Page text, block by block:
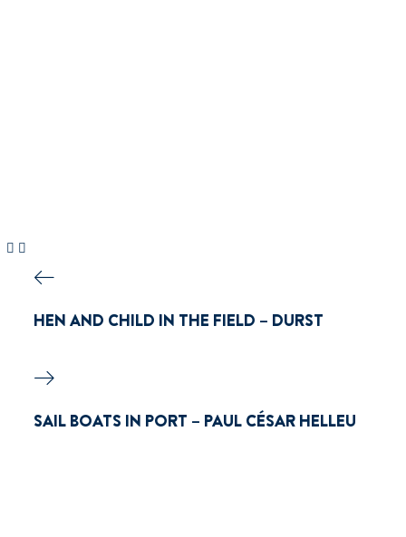
HEN AND CHILD IN THE FIELD – DURST
SAIL BOATS IN PORT – PAUL CÉSAR HELLEU